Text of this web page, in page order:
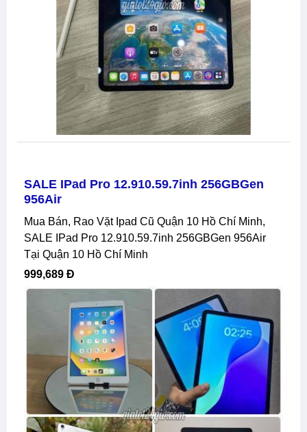
SALE IPad Pro 12.910.59.7inh 256GBGen
956Air
Mua Bán, Rao Vặt Ipad Cũ Quận 10 Hồ Chí Minh,
SALE IPad Pro 12.910.59.7inh 256GBGen 956Air
Tại Quận 10 Hồ Chí Minh
999,689 Đ